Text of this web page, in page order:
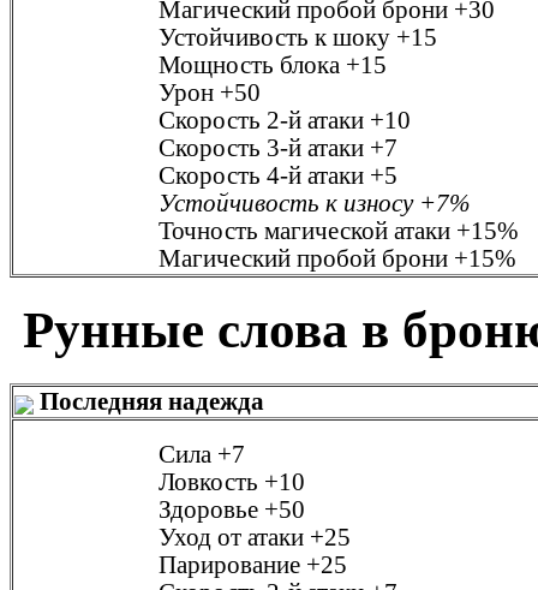
Магический пробой брони +30
Устойчивость к шоку +15
Мощность блока +15
Урон +50
Скорость 2-й атаки +10
Скорость 3-й атаки +7
Скорость 4-й атаки +5
Устойчивость к износу +7%
Точность магической атаки +15%
Магический пробой брони +15%
Рунные слова в
Последняя надежда
Сила +7
Ловкость +10
Здоровье +50
Уход от атаки +25
Парирование +25